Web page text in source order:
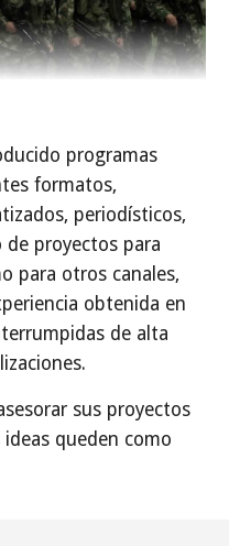
programas
formatos,
periodísticos,
proyectos para
para otros canales,
obtenida en
de alta
queden como